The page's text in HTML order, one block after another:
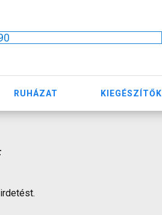
RUHÁZAT KIEGÉSZÍTŐK